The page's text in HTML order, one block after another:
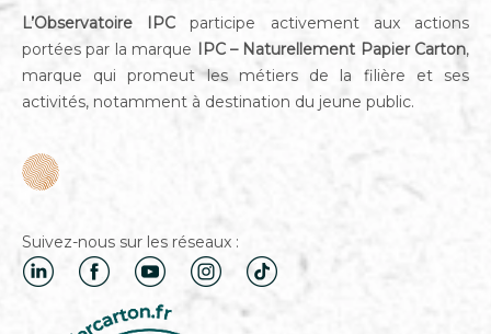
L’Observatoire IPC participe activement aux actions
portées par la marque IPC – Naturellement Papier Carton,
marque qui promeut les métiers de la filière et ses
activités, notamment à destination du jeune public.
Suivez-nous sur les réseaux :